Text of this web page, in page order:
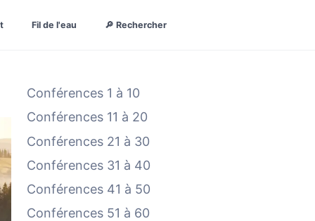
Fil de l'eau 🔎 Rechercher
Conférences 1 à 10
Conférences 11 à 20
Conférences 21 à 30
Conférences 31 à 40
Conférences 41 à 50
Conférences 51 à 60